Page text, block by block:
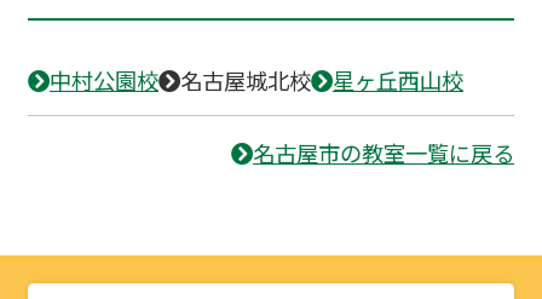
中村公園校 名古屋城北校 星ヶ丘西山校
名古屋市の教室一覧に戻る